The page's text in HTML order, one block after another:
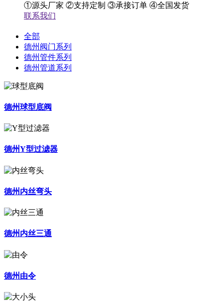
①源头厂家 ②支持定制 ③承接订单 ④全国发货
联系我们
全部
德州阀门系列
德州管件系列
德州管道系列
德州球型底阀
德州Y型过滤器
德州内丝弯头
德州内丝三通
德州由令